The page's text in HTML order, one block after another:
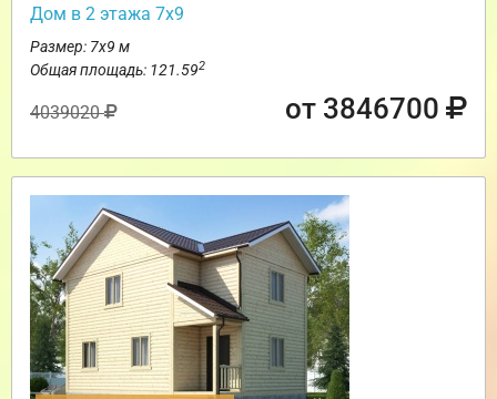
Дом в 2 этажа 7х9
Размер: 7х9 м
Общая площадь: 121.592
4039020 от 3846700